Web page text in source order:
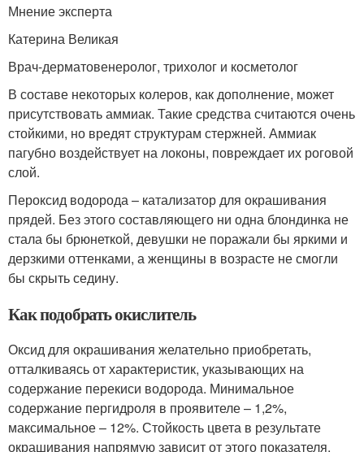
Мнение эксперта
Катерина Великая
Врач-дерматовенеролог, трихолог и косметолог
В составе некоторых колеров, как дополнение, может
присутствовать аммиак. Такие средства считаются очень
стойкими, но вредят структурам стержней. Аммиак
пагубно воздействует на локоны, повреждает их роговой
слой.
Пероксид водорода – катализатор для окрашивания
прядей. Без этого составляющего ни одна блондинка не
стала бы брюнеткой, девушки не поражали бы яркими и
дерзкими оттенками, а женщины в возрасте не смогли
бы скрыть седину.
Как подобрать окислитель
Оксид для окрашивания желательно приобретать,
отталкиваясь от характеристик, указывающих на
содержание перекиси водорода. Минимальное
содержание пергидроля в проявителе – 1,2%,
максимальное – 12%. Стойкость цвета в результате
окрашивания напрямую зависит от этого показателя.